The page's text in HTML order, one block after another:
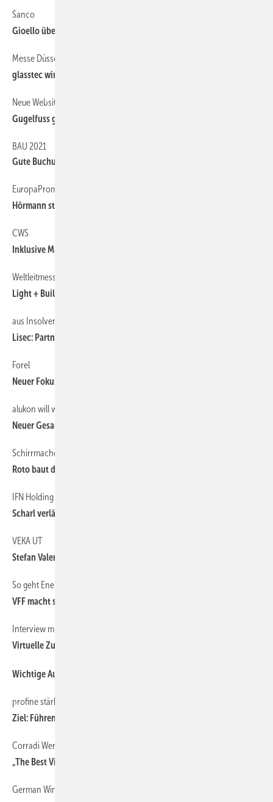
Sanco
Gioello übernimmt Sanco Beratu ng
Messe Düsseldorf
glasstec wird auf 2021 verschoben
Neue Website, mehr Social Media
Gugelfuss geht neue digitale Wege
BAU 2021
Gute Buchungslage weckt Zuversicht
EuropaPromotion 2020
Hörmann startet Verkaufsförderungsaktion
CWS
Inklusive Masken-Reinigung
Weltleitmesse muss Corona ausweichen
Light + Building turnusgemäß in 2022
aus Insolvenz Gerettet
Lisec: Partner bei Cericom Laser
Forel
Neuer Fokus: Afrika
alukon will weitere Marktanteile
Neuer Gesamtverkaufsleiter am Start
Schirrmacher integriert
Roto baut das Service-Netzwerk aus
IFN Holding (Internorm)
Scharl verlässt das Führungsteam
VEKA UT
Stefan Valerius übernimmt
So geht Energetische Sanierung
VFF macht schlau
Interview mit Alfred Cortisse von A+W
Virtuelle Zusammenarbeit ist oft effektiver
Wichtige Aussteller erteilen der BAU eine Absage
profine stärkt seine UK-Position
Ziel: F ührend in jedem Markt zu sein
Corradi Werbekampagne 2020
„The Best View. Yours”
German Windows